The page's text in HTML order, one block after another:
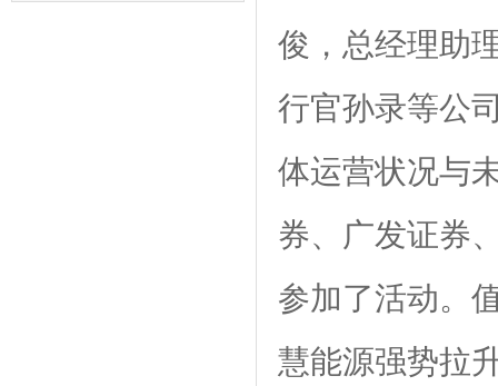
俊，总经理助
行官孙录等公
体运营状况与
券、广发证券
参加了活动。
慧能源强势拉